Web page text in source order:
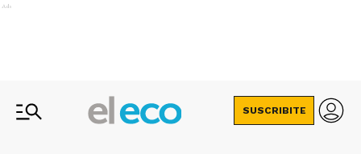
Ads
SUSCRIBITE